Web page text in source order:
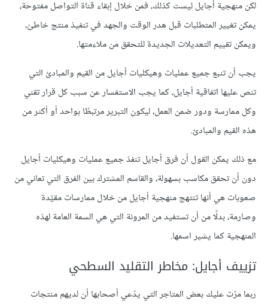
لكن منهجية أجايل ليست كذلك، فمن خلال إبقاء قناة التواصل مفتوحة،
يمكن تغيير المتطلبات قبل هدر الوقت والجهد في تنفيذ منتج خاطئ،
ويمكن تقييم التعديلات الجديدة للتحقق من ملاءمتها.
يجب أن تنبع جميع عمليات وهيكليات أجايل من القيم والمبادئ التي
تنص عليها اتفاقية أجايل، كما يجب الاستفسار عن سبب كل قرار تقني
وكل ممارسة ودور ضمن العمل، ليكون التبرير مرتبطًا بواحد أو أكثر من
هذه القيم والمبادئ.
مع ذلك يمكن القول أن فرق أجايل تنفذ جميع عمليات وهيكليات أجايل
دون أن تحقق مكاسب بسهولة، والقاسم المشترك بين الفرق التي تعاني من
صعوبات هي أنها تنتهج منهجية أجايل من خلال ممارسات مقيَّدة
وصارمة، بدلًا من أن تستفيد من المرونة التي هي السمة العامة لهذه
المنهجية كما يشير اسمها.
تزييف أجايل: مخاطر التقليد السطحي
ربما مرّت عليك بعض المتاجر التي يدّعي أصحابها أن لديهم منتجات